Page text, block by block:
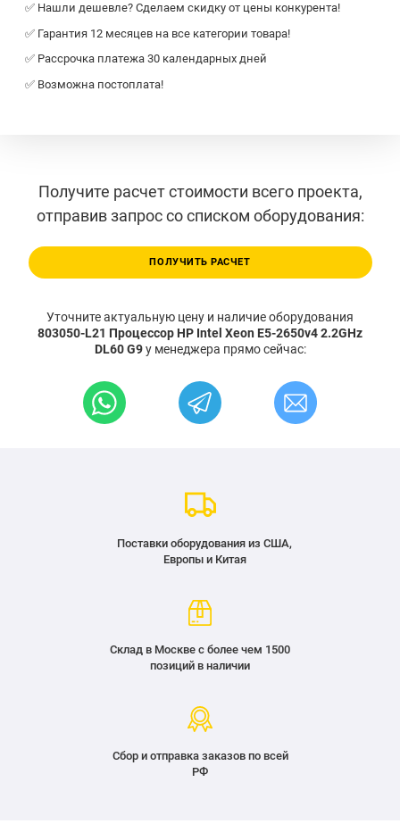
✅ Нашли дешевле? Сделаем скидку от цены конкурента!
✅ Гарантия 12 месяцев на все категории товара!
✅ Рассрочка платежа 30 календарных дней
✅ Возможна постоплата!
Получите расчет стоимости всего проекта,
отправив запрос со списком оборудования:
ПОЛУЧИТЬ РАСЧЕТ
Уточните актуальную цену и наличие оборудования
803050-L21 Процессор HP Intel Xeon E5-2650v4 2.2GHz
DL60 G9у менеджера прямо сейчас:
Поставки оборудования из США,
Европы и Китая
Склад в Москве с более чем 1500
позиций в наличии
Сбор и отправка заказов по всей
РФ